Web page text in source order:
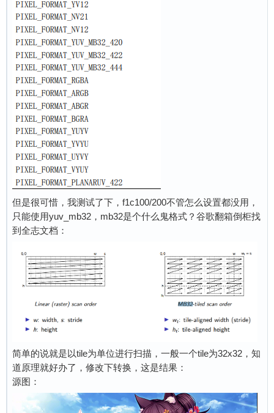
但是很可惜，我测试了下，f1c100/200不管怎么设置都没用，
只能使用yuv_mb32，mb32是个什么鬼格式？谷歌翻箱倒柜找
到全志文档：
简单的说就是以tile为单位进行扫描，一般一个tile为32x32，知
道原理就好办了，修改下转换，这是结果：
源图：